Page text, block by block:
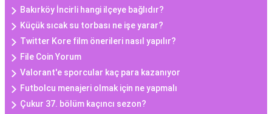
Bakırköy İncirli hangi ilçeye bağlıdır?
Küçük sıcak su torbası ne işe yarar?
Twitter Kore film önerileri nasıl yapılır?
File Coin Yorum
Valorant'e sporcular kaç para kazanıyor
Futbolcu menajeri olmak için ne yapmalı
Çukur 37. bölüm kaçıncı sezon?